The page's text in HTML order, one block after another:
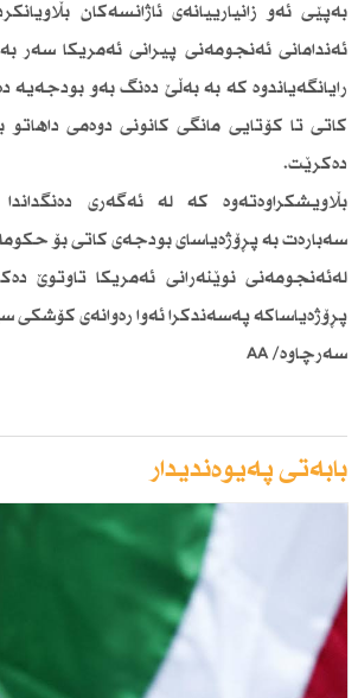
بەپێی ئەو زانیارییانەی ئاژانسەكان
ئەندامانی ئەنجومەنی پیرانی ئەمریكا سەر
رایانگەیاندوە كە بە بەڵێ دەنگ بەو
كاتی تا كۆتایی مانگی كانونی دوەمی
دەكرێت.
بڵاویشكراوەتەوە كە لە ئەگەری
سەبارەت بە پڕۆژەیاسای بودجەی كاتی بۆ
لەئەنجومەنی نوێنەرانی ئەمریكا تاوتوێ
پڕۆژەیاساكە پەسەندكرا ئەوا رەوانەی
سەرچاوە/ AA
بابەتی پەیوەندیدار